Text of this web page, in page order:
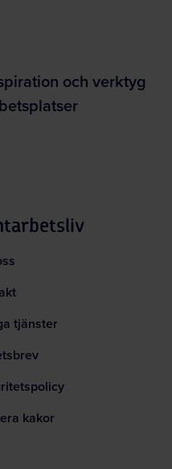
och verktyg
tjänster
kakor